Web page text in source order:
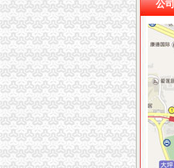
重
重
重
重
重
重
公
一
【
【
一
重
一
重
重
一
一